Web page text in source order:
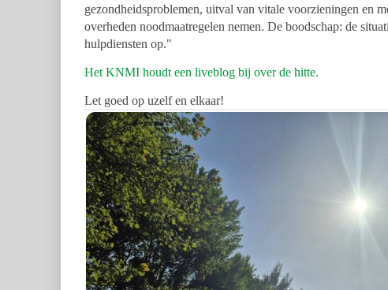
gezondheidsproblemen, uitval van vitale voorzieningen en
overheden noodmaatregelen nemen. De boodschap: de
hulpdiensten op."
Het KNMI houdt een liveblog bij over de hitte.
Let goed op uzelf en elkaar!